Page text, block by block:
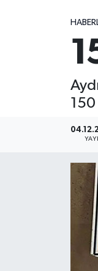
150